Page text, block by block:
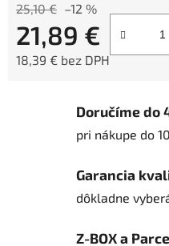
25,10 € –12 %
21,89 €
18,39 € bez DPH
Doručíme do
pri nákupe do
Garancia
dôkladne
Z-BOX a